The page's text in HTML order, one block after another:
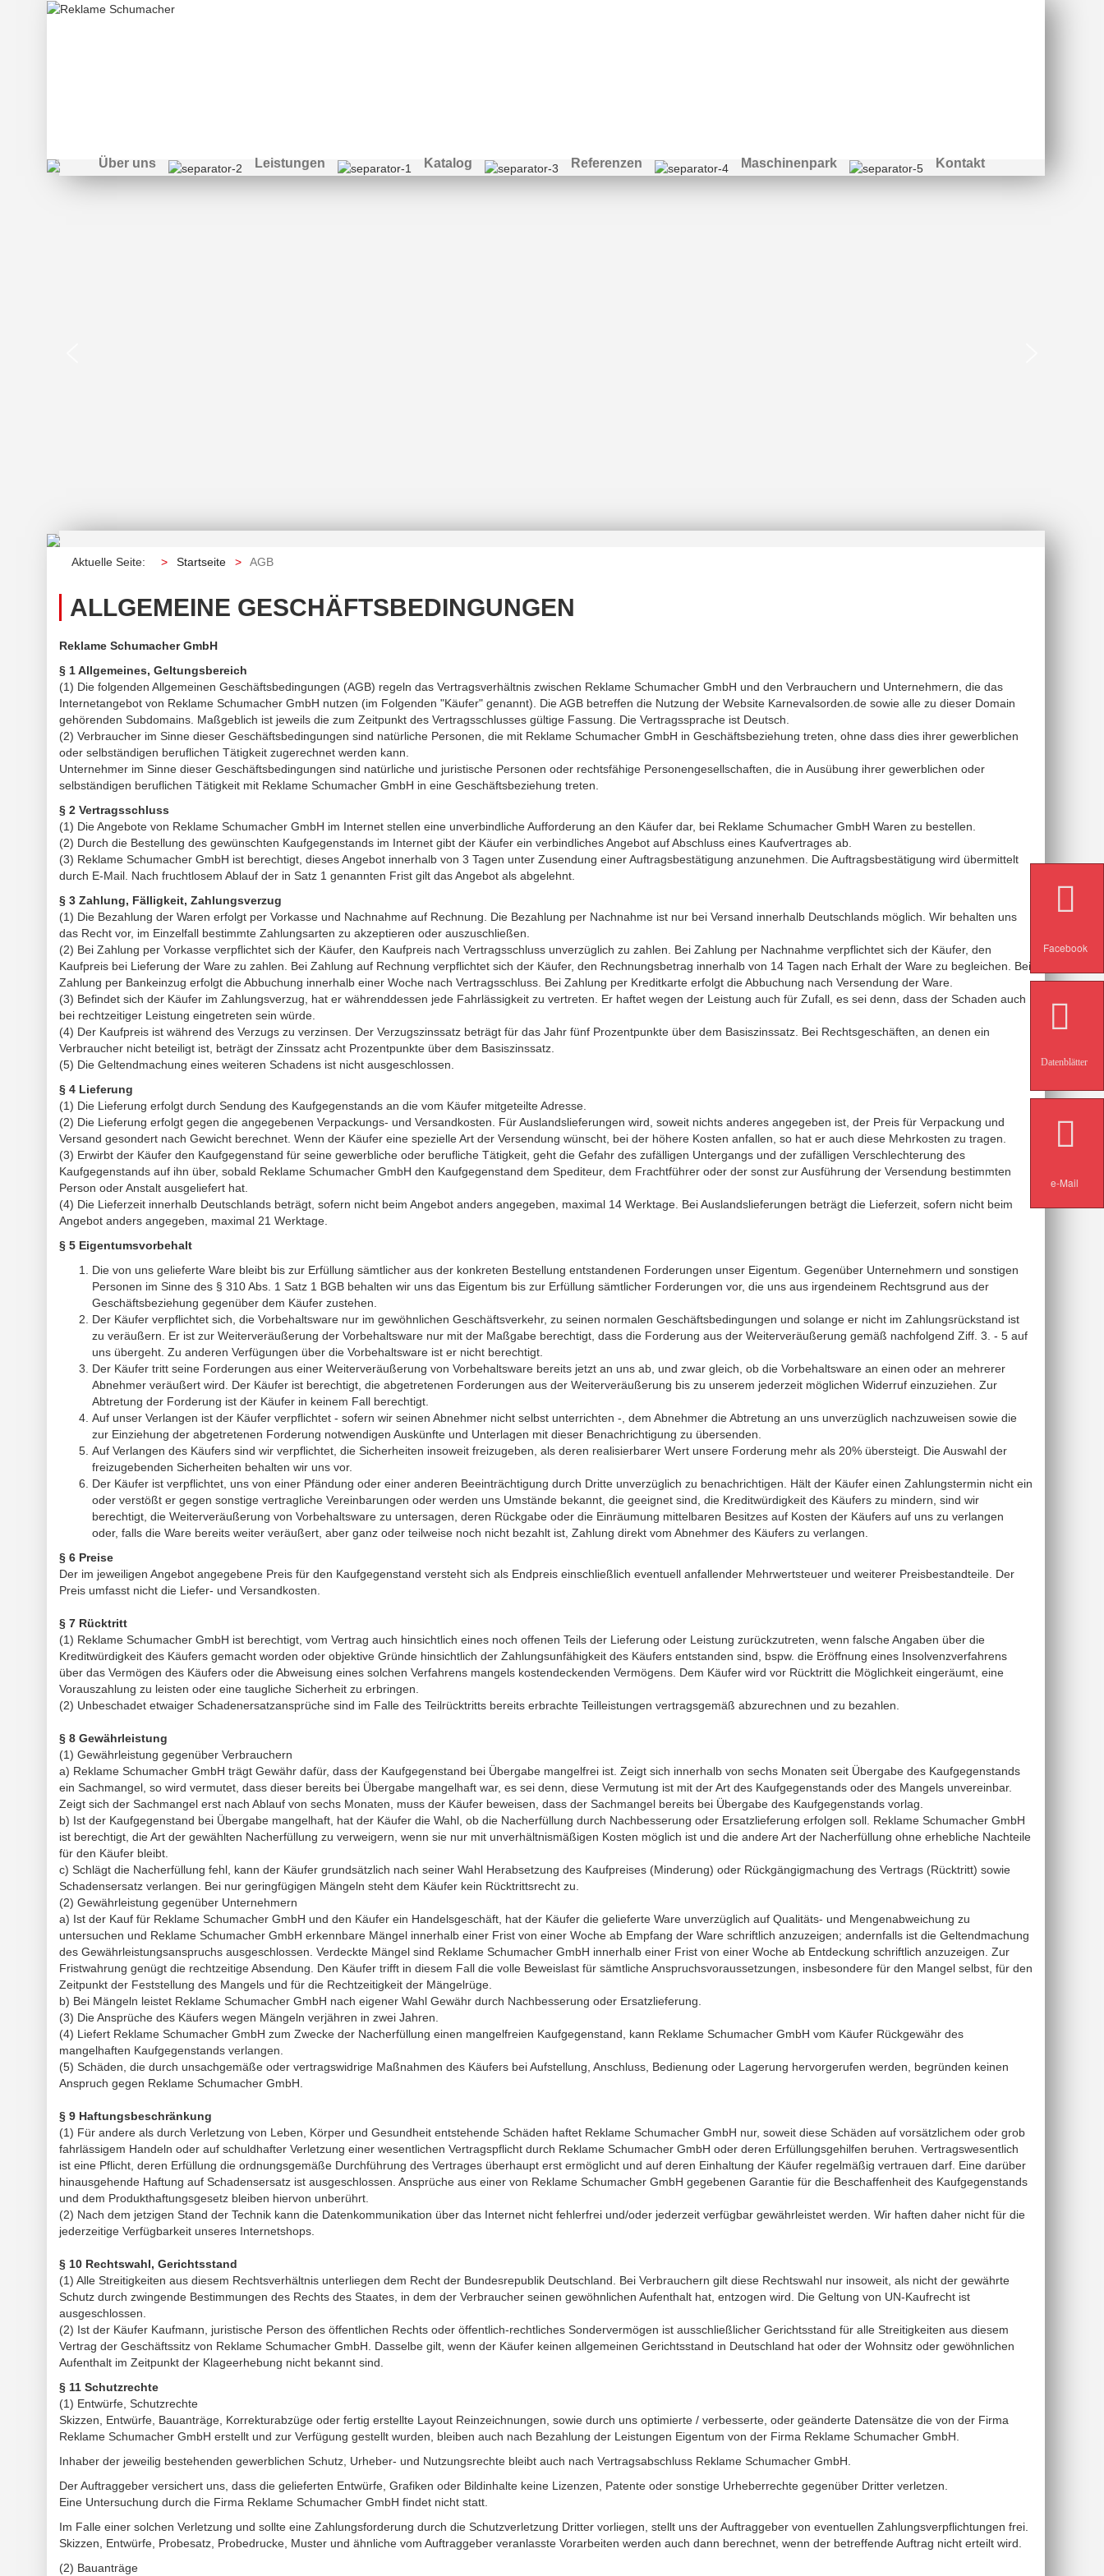
Über uns Leistungen Katalog Referenzen Maschinenpark Kontakt
Aktuelle Seite: Startseite AGB
ALLGEMEINE GESCHÄFTSBEDINGUNGEN
Reklame Schumacher GmbH
§ 1 Allgemeines, Geltungsbereich
(1) Die folgenden Allgemeinen Geschäftsbedingungen (AGB) regeln das Vertragsverhältnis zwischen Reklame Schumacher GmbH und den Verbrauchern und Unternehmern, die das
Internetangebot von Reklame Schumacher GmbH nutzen (im Folgenden "Käufer" genannt). Die AGB betreffen die Nutzung der Website Karnevalsorden.de sowie alle zu dieser Domain
gehörenden Subdomains. Maßgeblich ist jeweils die zum Zeitpunkt des Vertragsschlusses gültige Fassung. Die Vertragssprache ist Deutsch.
(2) Verbraucher im Sinne dieser Geschäftsbedingungen sind natürliche Personen, die mit Reklame Schumacher GmbH in Geschäftsbeziehung treten, ohne dass dies ihrer gewerblichen
oder selbständigen beruflichen Tätigkeit zugerechnet werden kann.
Unternehmer im Sinne dieser Geschäftsbedingungen sind natürliche und juristische Personen oder rechtsfähige Personengesellschaften, die in Ausübung ihrer gewerblichen oder
selbständigen beruflichen Tätigkeit mit Reklame Schumacher GmbH in eine Geschäftsbeziehung treten.
§ 2 Vertragsschluss
(1) Die Angebote von Reklame Schumacher GmbH im Internet stellen eine unverbindliche Aufforderung an den Käufer dar, bei Reklame Schumacher GmbH Waren zu bestellen.
(2) Durch die Bestellung des gewünschten Kaufgegenstands im Internet gibt der Käufer ein verbindliches Angebot auf Abschluss eines Kaufvertrages ab.
(3) Reklame Schumacher GmbH ist berechtigt, dieses Angebot innerhalb von 3 Tagen unter Zusendung einer Auftragsbestätigung anzunehmen. Die Auftragsbestätigung wird übermittelt
durch E-Mail. Nach fruchtlosem Ablauf der in Satz 1 genannten Frist gilt das Angebot als abgelehnt.
§ 3 Zahlung, Fälligkeit, Zahlungsverzug
(1) Die Bezahlung der Waren erfolgt per Vorkasse und Nachnahme auf Rechnung. Die Bezahlung per Nachnahme ist nur bei Versand innerhalb Deutschlands möglich. Wir behalten uns
das Recht vor, im Einzelfall bestimmte Zahlungsarten zu akzeptieren oder auszuschließen.
(2) Bei Zahlung per Vorkasse verpflichtet sich der Käufer, den Kaufpreis nach Vertragsschluss unverzüglich zu zahlen. Bei Zahlung per Nachnahme verpflichtet sich der Käufer, den
Kaufpreis bei Lieferung der Ware zu zahlen. Bei Zahlung auf Rechnung verpflichtet sich der Käufer, den Rechnungsbetrag innerhalb von 14 Tagen nach Erhalt der Ware zu begleichen. Bei
Zahlung per Bankeinzug erfolgt die Abbuchung innerhalb einer Woche nach Vertragsschluss. Bei Zahlung per Kreditkarte erfolgt die Abbuchung nach Versendung der Ware.
(3) Befindet sich der Käufer im Zahlungsverzug, hat er währenddessen jede Fahrlässigkeit zu vertreten. Er haftet wegen der Leistung auch für Zufall, es sei denn, dass der Schaden auch
bei rechtzeitiger Leistung eingetreten sein würde.
(4) Der Kaufpreis ist während des Verzugs zu verzinsen. Der Verzugszinssatz beträgt für das Jahr fünf Prozentpunkte über dem Basiszinssatz. Bei Rechtsgeschäften, an denen ein
Verbraucher nicht beteiligt ist, beträgt der Zinssatz acht Prozentpunkte über dem Basiszinssatz.
(5) Die Geltendmachung eines weiteren Schadens ist nicht ausgeschlossen.
§ 4 Lieferung
(1) Die Lieferung erfolgt durch Sendung des Kaufgegenstands an die vom Käufer mitgeteilte Adresse.
(2) Die Lieferung erfolgt gegen die angegebenen Verpackungs- und Versandkosten. Für Auslandslieferungen wird, soweit nichts anderes angegeben ist, der Preis für Verpackung und
Versand gesondert nach Gewicht berechnet. Wenn der Käufer eine spezielle Art der Versendung wünscht, bei der höhere Kosten anfallen, so hat er auch diese Mehrkosten zu tragen.
(3) Erwirbt der Käufer den Kaufgegenstand für seine gewerbliche oder berufliche Tätigkeit, geht die Gefahr des zufälligen Untergangs und der zufälligen Verschlechterung des
Kaufgegenstands auf ihn über, sobald Reklame Schumacher GmbH den Kaufgegenstand dem Spediteur, dem Frachtführer oder der sonst zur Ausführung der Versendung bestimmten
Person oder Anstalt ausgeliefert hat.
(4) Die Lieferzeit innerhalb Deutschlands beträgt, sofern nicht beim Angebot anders angegeben, maximal 14 Werktage. Bei Auslandslieferungen beträgt die Lieferzeit, sofern nicht beim
Angebot anders angegeben, maximal 21 Werktage.
§ 5 Eigentumsvorbehalt
Die von uns gelieferte Ware bleibt bis zur Erfüllung sämtlicher aus der konkreten Bestellung entstandenen Forderungen unser Eigentum. Gegenüber Unternehmern und sonstigen
Personen im Sinne des § 310 Abs. 1 Satz 1 BGB behalten wir uns das Eigentum bis zur Erfüllung sämtlicher Forderungen vor, die uns aus irgendeinem Rechtsgrund aus der
Geschäftsbeziehung gegenüber dem Käufer zustehen.
Der Käufer verpflichtet sich, die Vorbehaltsware nur im gewöhnlichen Geschäftsverkehr, zu seinen normalen Geschäftsbedingungen und solange er nicht im Zahlungsrückstand ist
zu veräußern. Er ist zur Weiterveräußerung der Vorbehaltsware nur mit der Maßgabe berechtigt, dass die Forderung aus der Weiterveräußerung gemäß nachfolgend Ziff. 3. - 5 auf
uns übergeht. Zu anderen Verfügungen über die Vorbehaltsware ist er nicht berechtigt.
Der Käufer tritt seine Forderungen aus einer Weiterveräußerung von Vorbehaltsware bereits jetzt an uns ab, und zwar gleich, ob die Vorbehaltsware an einen oder an mehrerer
Abnehmer veräußert wird. Der Käufer ist berechtigt, die abgetretenen Forderungen aus der Weiterveräußerung bis zu unserem jederzeit möglichen Widerruf einzuziehen. Zur
Abtretung der Forderung ist der Käufer in keinem Fall berechtigt.
Auf unser Verlangen ist der Käufer verpflichtet - sofern wir seinen Abnehmer nicht selbst unterrichten -, dem Abnehmer die Abtretung an uns unverzüglich nachzuweisen sowie die
zur Einziehung der abgetretenen Forderung notwendigen Auskünfte und Unterlagen mit dieser Benachrichtigung zu übersenden.
Auf Verlangen des Käufers sind wir verpflichtet, die Sicherheiten insoweit freizugeben, als deren realisierbarer Wert unsere Forderung mehr als 20% übersteigt. Die Auswahl der
freizugebenden Sicherheiten behalten wir uns vor.
Der Käufer ist verpflichtet, uns von einer Pfändung oder einer anderen Beeinträchtigung durch Dritte unverzüglich zu benachrichtigen. Hält der Käufer einen Zahlungstermin nicht ein
oder verstößt er gegen sonstige vertragliche Vereinbarungen oder werden uns Umstände bekannt, die geeignet sind, die Kreditwürdigkeit des Käufers zu mindern, sind wir
berechtigt, die Weiterveräußerung von Vorbehaltsware zu untersagen, deren Rückgabe oder die Einräumung mittelbaren Besitzes auf Kosten der Käufers auf uns zu verlangen
oder, falls die Ware bereits weiter veräußert, aber ganz oder teilweise noch nicht bezahlt ist, Zahlung direkt vom Abnehmer des Käufers zu verlangen.
§ 6 Preise
Der im jeweiligen Angebot angegebene Preis für den Kaufgegenstand versteht sich als Endpreis einschließlich eventuell anfallender Mehrwertsteuer und weiterer Preisbestandteile. Der
Preis umfasst nicht die Liefer- und Versandkosten.
§ 7 Rücktritt
(1) Reklame Schumacher GmbH ist berechtigt, vom Vertrag auch hinsichtlich eines noch offenen Teils der Lieferung oder Leistung zurückzutreten, wenn falsche Angaben über die
Kreditwürdigkeit des Käufers gemacht worden oder objektive Gründe hinsichtlich der Zahlungsunfähigkeit des Käufers entstanden sind, bspw. die Eröffnung eines Insolvenzverfahrens
über das Vermögen des Käufers oder die Abweisung eines solchen Verfahrens mangels kostendeckenden Vermögens. Dem Käufer wird vor Rücktritt die Möglichkeit eingeräumt, eine
Vorauszahlung zu leisten oder eine taugliche Sicherheit zu erbringen.
(2) Unbeschadet etwaiger Schadenersatzansprüche sind im Falle des Teilrücktritts bereits erbrachte Teilleistungen vertragsgemäß abzurechnen und zu bezahlen.
§ 8 Gewährleistung
(1) Gewährleistung gegenüber Verbrauchern
a) Reklame Schumacher GmbH trägt Gewähr dafür, dass der Kaufgegenstand bei Übergabe mangelfrei ist. Zeigt sich innerhalb von sechs Monaten seit Übergabe des Kaufgegenstands
ein Sachmangel, so wird vermutet, dass dieser bereits bei Übergabe mangelhaft war, es sei denn, diese Vermutung ist mit der Art des Kaufgegenstands oder des Mangels unvereinbar.
Zeigt sich der Sachmangel erst nach Ablauf von sechs Monaten, muss der Käufer beweisen, dass der Sachmangel bereits bei Übergabe des Kaufgegenstands vorlag.
b) Ist der Kaufgegenstand bei Übergabe mangelhaft, hat der Käufer die Wahl, ob die Nacherfüllung durch Nachbesserung oder Ersatzlieferung erfolgen soll. Reklame Schumacher GmbH
ist berechtigt, die Art der gewählten Nacherfüllung zu verweigern, wenn sie nur mit unverhältnismäßigen Kosten möglich ist und die andere Art der Nacherfüllung ohne erhebliche Nachteile
für den Käufer bleibt.
c) Schlägt die Nacherfüllung fehl, kann der Käufer grundsätzlich nach seiner Wahl Herabsetzung des Kaufpreises (Minderung) oder Rückgängigmachung des Vertrags (Rücktritt) sowie
Schadensersatz verlangen. Bei nur geringfügigen Mängeln steht dem Käufer kein Rücktrittsrecht zu.
(2) Gewährleistung gegenüber Unternehmern
a) Ist der Kauf für Reklame Schumacher GmbH und den Käufer ein Handelsgeschäft, hat der Käufer die gelieferte Ware unverzüglich auf Qualitäts- und Mengenabweichung zu
untersuchen und Reklame Schumacher GmbH erkennbare Mängel innerhalb einer Frist von einer Woche ab Empfang der Ware schriftlich anzuzeigen; andernfalls ist die Geltendmachung
des Gewährleistungsanspruchs ausgeschlossen. Verdeckte Mängel sind Reklame Schumacher GmbH innerhalb einer Frist von einer Woche ab Entdeckung schriftlich anzuzeigen. Zur
Fristwahrung genügt die rechtzeitige Absendung. Den Käufer trifft in diesem Fall die volle Beweislast für sämtliche Anspruchsvoraussetzungen, insbesondere für den Mangel selbst, für den
Zeitpunkt der Feststellung des Mangels und für die Rechtzeitigkeit der Mängelrüge.
b) Bei Mängeln leistet Reklame Schumacher GmbH nach eigener Wahl Gewähr durch Nachbesserung oder Ersatzlieferung.
(3) Die Ansprüche des Käufers wegen Mängeln verjähren in zwei Jahren.
(4) Liefert Reklame Schumacher GmbH zum Zwecke der Nacherfüllung einen mangelfreien Kaufgegenstand, kann Reklame Schumacher GmbH vom Käufer Rückgewähr des
mangelhaften Kaufgegenstands verlangen.
(5) Schäden, die durch unsachgemäße oder vertragswidrige Maßnahmen des Käufers bei Aufstellung, Anschluss, Bedienung oder Lagerung hervorgerufen werden, begründen keinen
Anspruch gegen Reklame Schumacher GmbH.
§ 9 Haftungsbeschränkung
(1) Für andere als durch Verletzung von Leben, Körper und Gesundheit entstehende Schäden haftet Reklame Schumacher GmbH nur, soweit diese Schäden auf vorsätzlichem oder grob
fahrlässigem Handeln oder auf schuldhafter Verletzung einer wesentlichen Vertragspflicht durch Reklame Schumacher GmbH oder deren Erfüllungsgehilfen beruhen. Vertragswesentlich
ist eine Pflicht, deren Erfüllung die ordnungsgemäße Durchführung des Vertrages überhaupt erst ermöglicht und auf deren Einhaltung der Käufer regelmäßig vertrauen darf. Eine darüber
hinausgehende Haftung auf Schadensersatz ist ausgeschlossen. Ansprüche aus einer von Reklame Schumacher GmbH gegebenen Garantie für die Beschaffenheit des Kaufgegenstands
und dem Produkthaftungsgesetz bleiben hiervon unberührt.
(2) Nach dem jetzigen Stand der Technik kann die Datenkommunikation über das Internet nicht fehlerfrei und/oder jederzeit verfügbar gewährleistet werden. Wir haften daher nicht für die
jederzeitige Verfügbarkeit unseres Internetshops.
§ 10 Rechtswahl, Gerichtsstand
(1) Alle Streitigkeiten aus diesem Rechtsverhältnis unterliegen dem Recht der Bundesrepublik Deutschland. Bei Verbrauchern gilt diese Rechtswahl nur insoweit, als nicht der gewährte
Schutz durch zwingende Bestimmungen des Rechts des Staates, in dem der Verbraucher seinen gewöhnlichen Aufenthalt hat, entzogen wird. Die Geltung von UN-Kaufrecht ist
ausgeschlossen.
(2) Ist der Käufer Kaufmann, juristische Person des öffentlichen Rechts oder öffentlich-rechtliches Sondervermögen ist ausschließlicher Gerichtsstand für alle Streitigkeiten aus diesem
Vertrag der Geschäftssitz von Reklame Schumacher GmbH. Dasselbe gilt, wenn der Käufer keinen allgemeinen Gerichtsstand in Deutschland hat oder der Wohnsitz oder gewöhnlichen
Aufenthalt im Zeitpunkt der Klageerhebung nicht bekannt sind.
§ 11 Schutzrechte
(1) Entwürfe, Schutzrechte
Skizzen, Entwürfe, Bauanträge, Korrekturabzüge oder fertig erstellte Layout Reinzeichnungen, sowie durch uns optimierte / verbesserte, oder geänderte Datensätze die von der Firma
Reklame Schumacher GmbH erstellt und zur Verfügung gestellt wurden, bleiben auch nach Bezahlung der Leistungen Eigentum von der Firma Reklame Schumacher GmbH.
Inhaber der jeweilig bestehenden gewerblichen Schutz, Urheber- und Nutzungsrechte bleibt auch nach Vertragsabschluss Reklame Schumacher GmbH.
Der Auftraggeber versichert uns, dass die gelieferten Entwürfe, Grafiken oder Bildinhalte keine Lizenzen, Patente oder sonstige Urheberrechte gegenüber Dritter verletzen.
Eine Untersuchung durch die Firma Reklame Schumacher GmbH findet nicht statt.
Im Falle einer solchen Verletzung und sollte eine Zahlungsforderung durch die Schutzverletzung Dritter vorliegen, stellt uns der Auftraggeber von eventuellen Zahlungsverpflichtungen frei.
Skizzen, Entwürfe, Probesatz, Probedrucke, Muster und ähnliche vom Auftraggeber veranlasste Vorarbeiten werden auch dann berechnet, wenn der betreffende Auftrag nicht erteilt wird.
(2) Bauanträge
Facebook
Datenblätter
e-Mail